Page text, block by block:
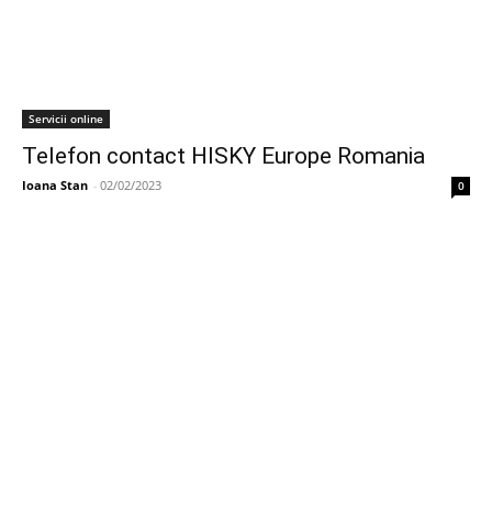
Servicii online
Telefon contact HISKY Europe Romania
Ioana Stan - 02/02/2023 0